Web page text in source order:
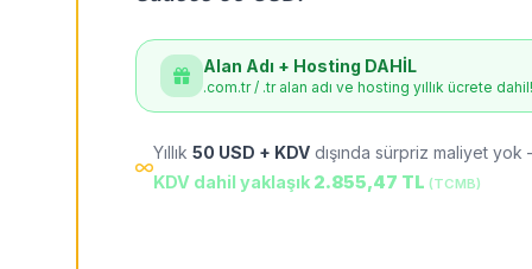
Alan Adı + Hosting DAHİL
.com.tr / .tr alan adı ve hosting yıllık ücrete dahil!
Yıllık 50 USD + KDV dışında sürpriz maliyet
KDV dahil yaklaşık 2.855,47 TL (TCMB)